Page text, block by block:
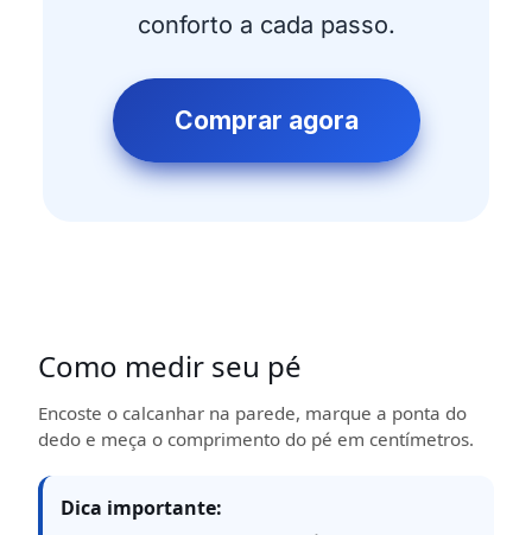
conforto a cada passo.
Comprar agora
Como medir seu pé
Encoste o calcanhar na parede, marque a ponta do
dedo e meça o comprimento do pé em centímetros.
Dica importante: